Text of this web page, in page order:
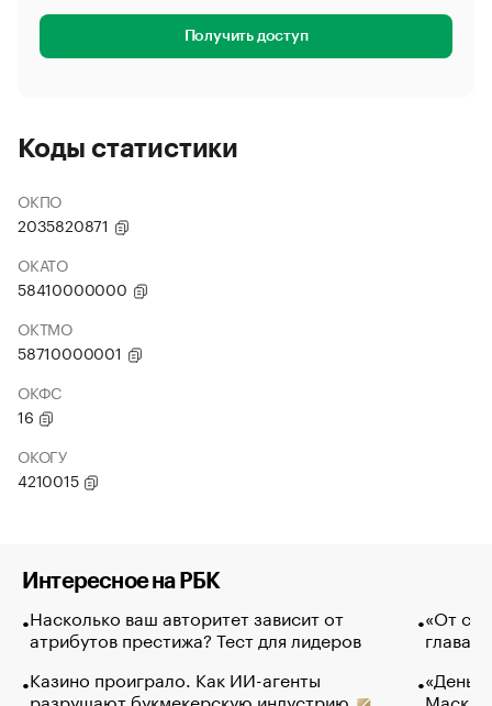
Получить доступ
Коды статистики
ОКПО
2035820871
ОКАТО
58410000000
ОКТМО
58710000001
ОКФС
16
ОКОГУ
4210015
Интересное на РБК
Насколько ваш авторитет зависит от
атрибутов престижа? Тест для лидеров
Казино проиграло. Как ИИ-агенты
разрушают букмекерскую индустрию
«От
глава
Маск в